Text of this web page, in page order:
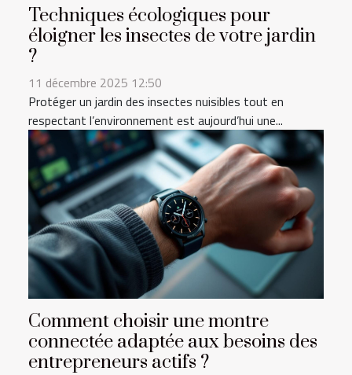
Techniques écologiques pour
éloigner les insectes de votre jardin
?
11 décembre 2025 12:50
Protéger un jardin des insectes nuisibles tout en
respectant l’environnement est aujourd’hui une...
Comment choisir une montre
connectée adaptée aux besoins des
entrepreneurs actifs ?